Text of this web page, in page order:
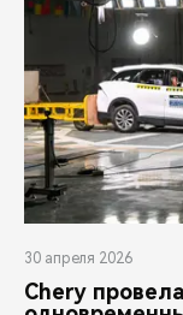
30 апреля 2026
Chery